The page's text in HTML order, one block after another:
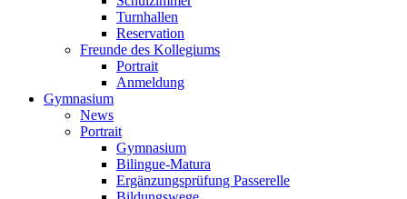
Turnhallen
Reservation
Freunde des Kollegiums
Portrait
Anmeldung
Gymnasium
News
Portrait
Gymnasium
Bilingue-Matura
Ergänzungsprüfung Passerelle